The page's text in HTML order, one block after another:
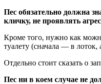
Пес обязательно должна
кличку, не проявлять
Кроме того, нужно как
туалету (сначала — в
Отдельно стоит сказать о
Пес ни в коем случае не